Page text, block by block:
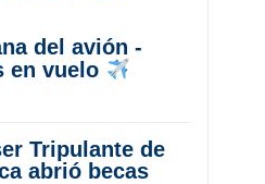
del avión -
en vuelo
Tripulante de
abrió becas